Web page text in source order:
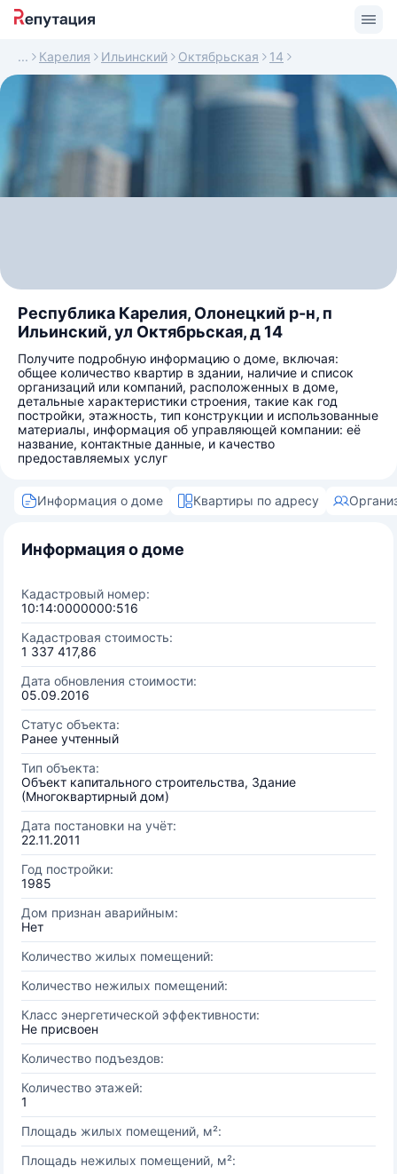
Карелия Ильинский Октябрьская 14
Республика Карелия, Олонецкий р-н, п
Ильинский, ул Октябрьская, д 14
Получите подробную информацию о доме, включая:
общее количество квартир в здании, наличие и список
организаций или компаний, расположенных в доме,
детальные характеристики строения, такие как год
постройки, этажность, тип конструкции и использованные
материалы, информация об управляющей компании: её
название, контактные данные, и качество
предоставляемых услуг
Информация о доме Квартиры по адресу
Информация о доме
Кадастровый номер:
10:14:0000000:516
Кадастровая стоимость:
1 337 417,86
Дата обновления стоимости:
05.09.2016
Статус объекта:
Ранее учтенный
Тип объекта:
Объект капитального строительства, Здание
(Многоквартирный дом)
Дата постановки на учёт:
22.11.2011
Год постройки:
1985
Дом признан аварийным:
Нет
Количество жилых помещений:
Количество нежилых помещений:
Класс энергетической эффективности:
Не присвоен
Количество подъездов:
Количество этажей:
1
Площадь жилых помещений, м²:
Площадь нежилых помещений, м²: